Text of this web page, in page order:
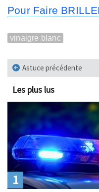
Pour Faire
vinaigre blanc
Astuce précédente
Les plus lus
1